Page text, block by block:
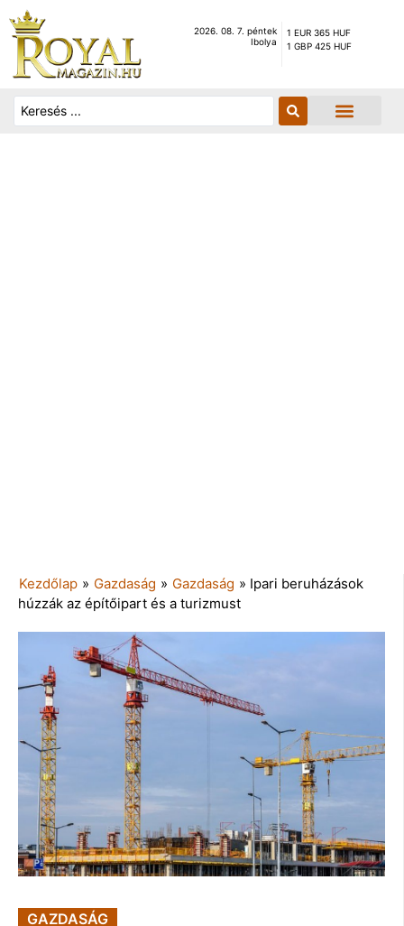
2026. 08. 7. péntek
Ibolya
1 EUR 365 HUF
1 GBP 425 HUF
Kezdőlap » Gazdaság » Gazdaság » Ipari beruházások
húzzák az építőipart és a turizmust
GAZDASÁG